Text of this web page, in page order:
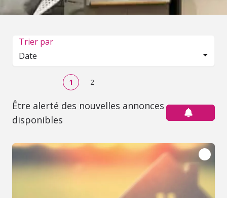
Trier par
Date
1 2
Être alerté des nouvelles annonces
disponibles